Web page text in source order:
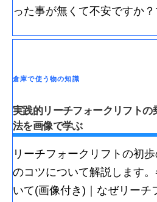
った事が無くて不安ですか？
倉庫で使う物の知識
実践的リーチフォークリフト
法を画像で学ぶ
リーチフォークリフトの初
のコツについて解説します
いて(画像付き)｜なぜリーチ